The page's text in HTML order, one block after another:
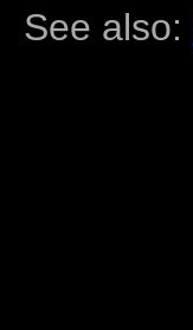
See also: